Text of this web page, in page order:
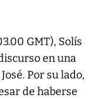
GMT), Solís
en una
Por su lado,
de haberse